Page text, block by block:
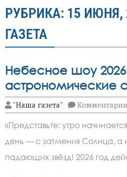
РУБРИКА: 15 ИЮНЯ,
ГАЗЕТА
Небесное шоу
астрономические
"Наша газета" Комментарии
«Представьте: утро
день — с затмения Солнца, а
падающих звёзд! 2026 год